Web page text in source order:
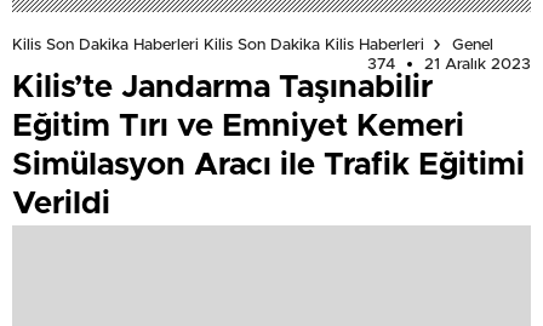
Kilis Son Dakika Haberleri Kilis Son Dakika Kilis Haberleri
Genel
374
21 Aralık 2023
Kilis’te Jandarma Taşınabilir
Eğitim Tırı ve Emniyet Kemeri
Simülasyon Aracı ile Trafik Eğitimi
Verildi